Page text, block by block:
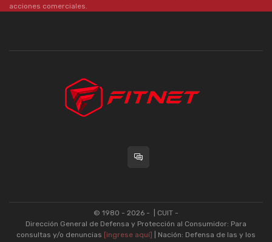
acciones comerciales.
© 1980 - 2026 -
| CUIT -
Dirección General de Defensa y Protección al Consumidor: Para
consultas y/o denuncias [ingrese aquí]
| Nación: Defensa de las y los